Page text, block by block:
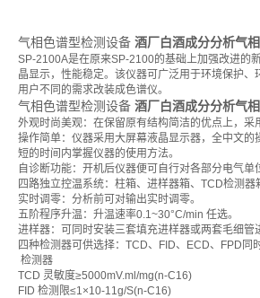
气相色谱型检测设备 酒厂白酒成分分析气
SP-2100A是在原来SP-2100的基础上加强改进的
晶显示，性能稳定。该仪器可广泛用于环境保护
用户不同的需求改装成色谱仪。
气相色谱型检测设备 酒厂白酒成分分析气
外观时尚美观：在保留原有结构简洁的优点上，
操作简单：仪器采用大屏幕液晶显示器，全中文
短的时间内掌握仪器的使用方法。
自诊断功能：开机后仪器便可自行对各部分电气
四路独立控温系统：柱箱、进样器箱、TCD检测
实时调零：分析前可对输出实时调零。
五阶程序升温：升温速率0.1~30°C/min 任选。
进样器：可同时安装三套填充进样器或两套毛细管
四种检测器可供选择：TCD、FID、ECD、FPD同
检测器
TCD 灵敏度≥5000mV.ml/mg(n-C16)
FID 检测限≤1×10-11g/S(n-C16)